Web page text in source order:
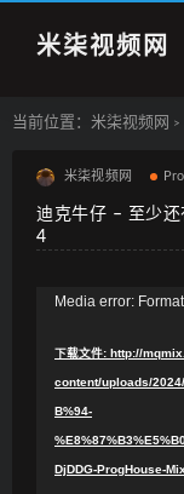
米柒视频网
当前位置： 米柒视频网 >
米柒视频网
迪克牛仔 – 至少
4
Media error:
下载文件: http://
content/uploads/
B%94-
DjDDG-ProgHouse-